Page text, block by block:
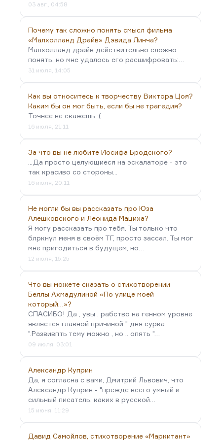
03 авг., 04:58
Почему так сложно понять смысл фильма
«Малхолланд Драйв» Дэвида Линча?
Малхолланд драйв действительно сложно
понять, но мне удалось его расшифровать:…
31 июля, 14:05
Как вы относитесь к творчеству Виктора Цоя?
Каким бы он мог быть, если бы не трагедия?
Точнее не скажешь :(
16 июля, 21:11
За что вы не любите Иосифа Бродского?
...Да просто целующиеся на эскалаторе - это
так красиво со стороны...
16 июля, 20:11
Не могли бы вы рассказать про Юза
Алешковского и Леонида Мациха?
Я могу рассказать про тебя. Ты только что
блркнул меня в своём ТГ, просто зассал. Ты мог
мне пригодиться в будущем, но…
12 июля, 15:25
Что вы можете сказать о стихотворении
Беллы Ахмадулиной «По улице моей
который…»?
СПАСИБО! Да , увы . рабство на генном уровне
является главной причиной " дня сурка
".Развивпть тему можно , но .. опять "…
09 июля, 03:01
Александр Куприн
Да, я согласна с вами, Дмитрий Львович, что
Александр Куприн - "прежде всего умный и
сильный писатель, каких в русской…
15 июня, 11:29
Давид Самойлов, стихотворение «Маркитант»